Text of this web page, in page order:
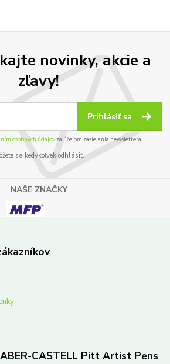
novinky, akcie a
zľavy!
Prihlásiť sa
osobných údajov za účelom zasielania newslettera.
sa kedykoľvek odhlásiť.
NAŠE ZNAČKY
CASTELL Pitt Artist Pens